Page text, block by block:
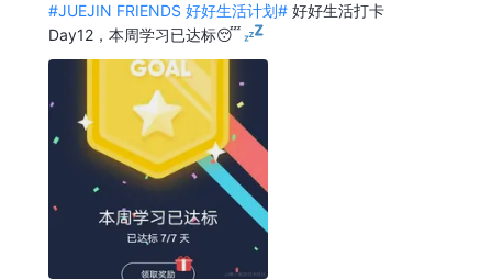
#JUEJIN FRIENDS 好好生活计划# 好好生活打卡
Day12，本周学习已达标😴